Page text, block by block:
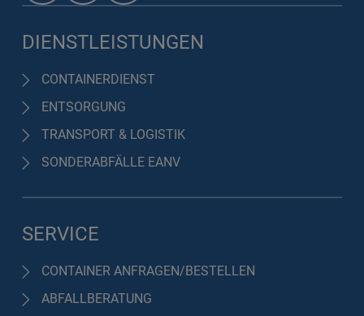
DIENSTLEISTUNGEN
CONTAINERDIENST
ENTSORGUNG
TRANSPORT & LOGISTIK
SONDERABFÄLLE EANV
SERVICE
CONTAINER ANFRAGEN/BESTELLEN
ABFALLBERATUNG